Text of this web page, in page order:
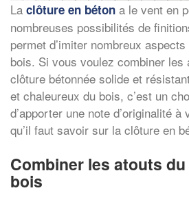
La clôture en béton a le vent en
nombreuses possibilités de
permet d’imiter nombreux
bois. Si vous voulez combiner les
clôture bétonnée solide et
et chaleureux du bois, c’est un
d’apporter une note d’originalité
qu’il faut savoir sur la clôture en
Combiner les atouts
bois